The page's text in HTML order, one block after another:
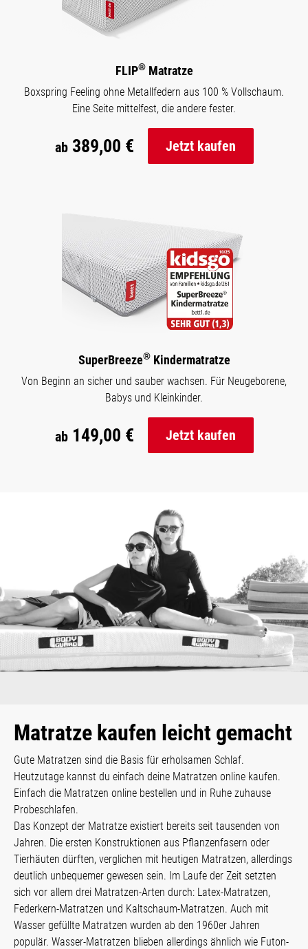
FLIP®Matratze
Boxspring Feeling ohne Metallfedern aus 100 % Vollschaum.
Eine Seite mittelfest, die andere fester.
ab389,00 € Jetzt kaufen
SuperBreeze®Kindermatratze
Von Beginn an sicher und sauber wachsen. Für Neugeborene,
Babys und Kleinkinder.
ab149,00 € Jetzt kaufen
Matratze kaufen leicht gemacht
Gute Matratzen sind die Basis für erholsamen Schlaf.
Heutzutage kannst du einfach deine Matratzen online kaufen.
Einfach die Matratzen online bestellen und in Ruhe zuhause
Probeschlafen.
Das Konzept der Matratze existiert bereits seit tausenden von
Jahren. Die ersten Konstruktionen aus Pflanzenfasern oder
Tierhäuten dürften, verglichen mit heutigen Matratzen, allerdings
deutlich unbequemer gewesen sein. Im Laufe der Zeit setzten
sich vor allem drei Matratzen-Arten durch: Latex-Matratzen,
Federkern-Matratzen und Kaltschaum-Matratzen. Auch mit
Wasser gefüllte Matratzen wurden ab den 1960er Jahren
populär. Wasser-Matratzen blieben allerdings ähnlich wie Futon-